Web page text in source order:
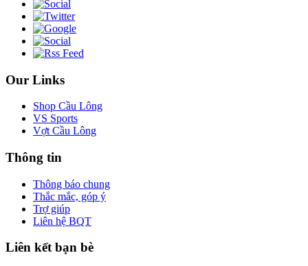
Our Links
Shop Cầu Lông
VS Sports
Vợt Cầu Lông
Thông tin
Thông báo chung
Thắc mắc, góp ý
Trợ giúp
Liên hệ BQT
Liên kết bạn bè